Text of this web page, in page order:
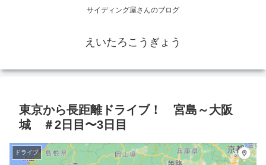
サイディング屋さんのブログ
えいたろこうぎょう
東京から長距離ドライブ！ 宮島～大阪
城 ＃2日目〜3日目
ドライブ